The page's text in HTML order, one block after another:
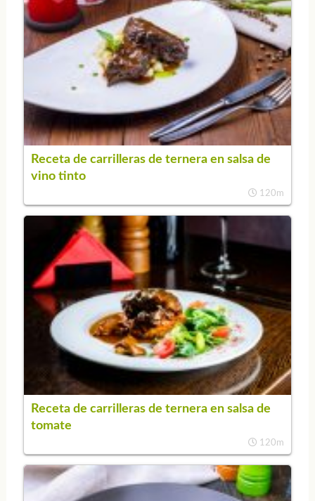
Receta de carrilleras de ternera en salsa de
vino tinto
120m
Receta de carrilleras de ternera en salsa de
tomate
120m